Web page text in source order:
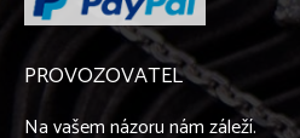
Německý boxer
Německý ovčák
Novofundlandský pes
Ohař krátkosrstý
PROVOZOVATEL
Na vašem názoru nám záleží.